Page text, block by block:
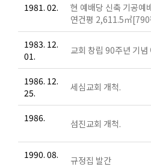
1981. 02.
현 예배당 신축 기공
연건평 2,611.5㎡
1983. 12.
01.
교회 창립 90주년 기념
1986. 12.
25.
세심교회 개척.
1986. 섬진교회 개척.
1990. 08. 규정집 발간